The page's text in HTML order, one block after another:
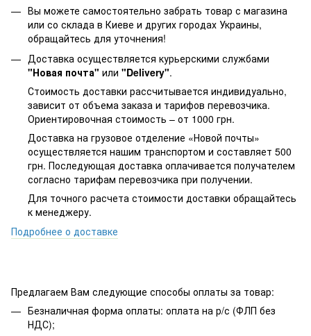
Вы можете самостоятельно забрать товар с магазина
или со склада в Киеве и других городах Украины,
обращайтесь для уточнения!
Доставка осуществляется курьерскими службами
"Новая почта" или "Delivery".
Стоимость доставки рассчитывается индивидуально,
зависит от объема заказа и тарифов перевозчика.
Ориентировочная стоимость – от 1000 грн.
Доставка на грузовое отделение «Новой почты»
осуществляется нашим транспортом и составляет 500
грн. Последующая доставка оплачивается получателем
согласно тарифам перевозчика при получении.
Для точного расчета стоимости доставки обращайтесь
к менеджеру.
Подробнее о доставке
Предлагаем Вам следующие способы оплаты за товар:
Безналичная форма оплаты: оплата на р/с (ФЛП без
НДС);